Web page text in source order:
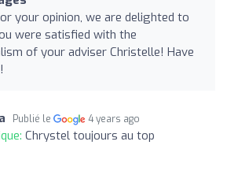
your opinion, we are delighted to
were satisfied with the
of your adviser Christelle! Have
Publié le 4 years ago
Chrystel toujours au top